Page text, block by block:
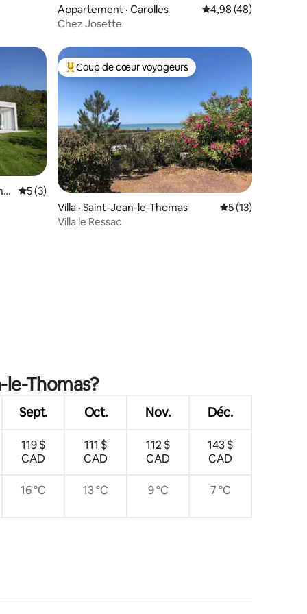
Appartement · Carolles Note moyenne de
4,98 (48)
Chez Josette
Note moyenne de 5 sur 5, 3 commentaires
5 (3)
Coup de cœur voyageurs parmi les plus aimés
Coup de cœur voyageurs
Villa · Saint-Jean-le-Thomas Note moyenne
5 (13)
Villa le Ressac
Thomas?
Sept. Oct. Nov. Déc.
119 $
CAD
111 $
CAD
112 $
CAD
143 $
CAD
16 °C 13 °C 9 °C 7 °C